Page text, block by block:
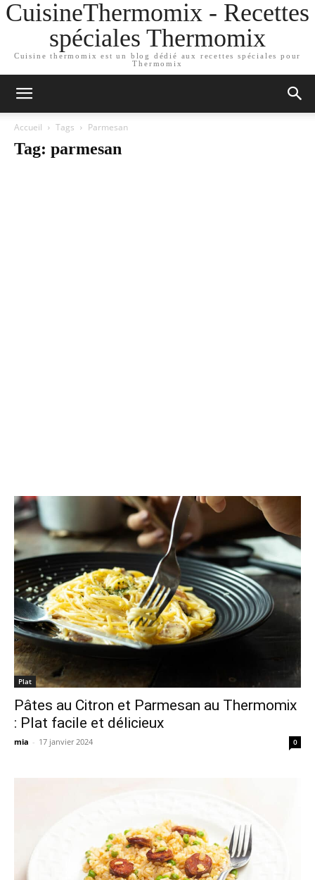
CuisineThermomix - Recettes
spéciales Thermomix
Cuisine thermomix est un blog dédié aux recettes spéciales pour
Thermomix
Accueil Tags Parmesan
Tag: parmesan
Plat
Pâtes au Citron et Parmesan au Thermomix
: Plat facile et délicieux
mia - 17 janvier 2024 0